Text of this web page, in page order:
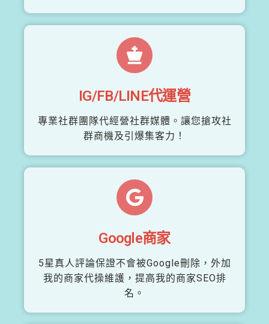
IG/FB/LINE代運營
專業社群團隊代經營社群媒體。讓您搶攻社
群商機及引爆集客力！
Google商家
5星真人評論保證不會被Google刪除，外加
我的商家代操維護，提高我的商家SEO排
名。